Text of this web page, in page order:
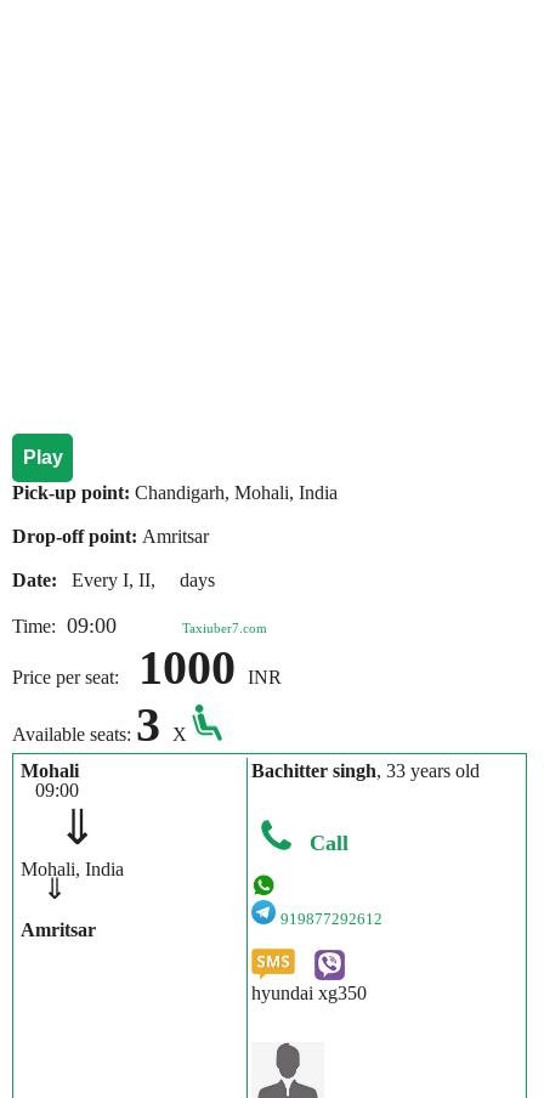
Play
Pick-up point: Chandigarh, Mohali, India
Drop-off point: Amritsar
Date: Every I, II, days
Time: 09:00 Taxiuber7.com
Price per seat: 1000 INR
Available seats: 3
X
Mohali
09:00
⇓
Mohali, India
⇓
Amritsar
Bachitter singh, 33 years old
Call
919877292612
hyundai xg350